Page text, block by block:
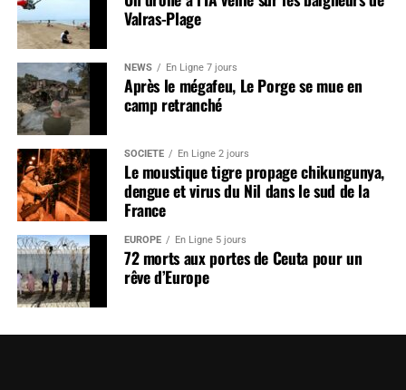
Valras-Plage
NEWS En Ligne 7 jours
Après le mégafeu, Le Porge se mue en
camp retranché
SOCIÉTÉ En Ligne 2 jours
Le moustique tigre propage chikungunya,
dengue et virus du Nil dans le sud de la
France
EUROPE En Ligne 5 jours
72 morts aux portes de Ceuta pour un
rêve d’Europe